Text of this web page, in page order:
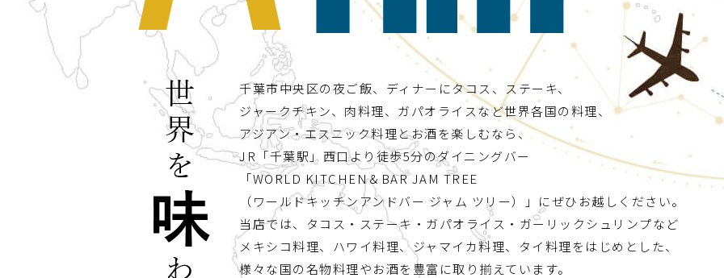
千葉市中央区の夜ご飯、ディナーにタコス、ステーキ、
ジャークチキン、肉料理、ガパオライスなど世界各国の料理、
アジアン・エスニック料理とお酒を楽しむなら、
JR「千葉駅」西口より徒歩5分のダイニングバー
「WORLD KITCHEN＆BAR JAM TREE
（ワールドキッチンアンドバー ジャム ツリー）」にぜひお越しください。
当店では、タコス・ステーキ・ガパオライス・ガーリックシュリンプなど
メキシコ料理、ハワイ料理、ジャマイカ料理、タイ料理をはじめとした、
様々な国の名物料理やお酒を豊富に取り揃えています。